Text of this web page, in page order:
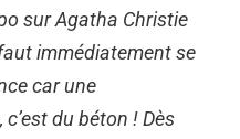
sur Agatha Christie
immédiatement se
car une
du béton ! Dès